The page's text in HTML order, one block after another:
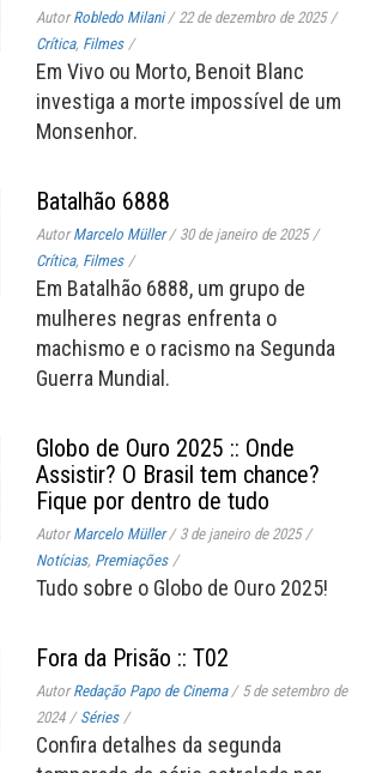
AutorRobledo Milani / 22 de dezembro de 2025 /
Crítica, Filmes /
Em Vivo ou Morto, Benoit Blanc
investiga a morte impossível de um
Monsenhor.
Batalhão 6888
AutorMarcelo Müller / 30 de janeiro de 2025 /
Crítica, Filmes /
Em Batalhão 6888, um grupo de
mulheres negras enfrenta o
machismo e o racismo na Segunda
Guerra Mundial.
Globo de Ouro 2025 :: Onde
Assistir? O Brasil tem chance?
Fique por dentro de tudo
AutorMarcelo Müller / 3 de janeiro de 2025 /
Notícias, Premiações /
Tudo sobre o Globo de Ouro 2025!
Fora da Prisão :: T02
AutorRedação Papo de Cinema / 5 de setembro de
2024 / Séries /
Confira detalhes da segunda